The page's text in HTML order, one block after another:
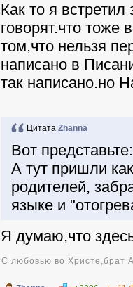
Как то я
говорят.что
том,что нельзя
написано в
так написано.но
Цитата Zhanna
Вот
А тут пришли
родителей,
языке и
Я думаю,что
С любовью во Христе,брат